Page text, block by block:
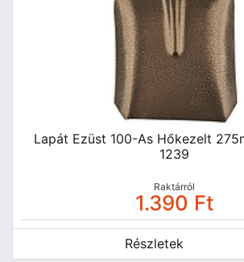
Lapát Ezüst 100-As Hőkezelt
1239
Raktárról
1.390 Ft
Részletek